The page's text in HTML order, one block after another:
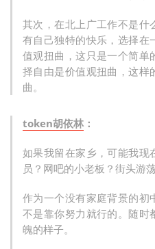
其次，在北上广工作不是什
有自己独特的快乐，选择在
值观扭曲，这只是一个简单
择自由是价值观扭曲，这样
曲。
token胡依林 ：
如果我留在家乡，可能我现
员？网吧的小老板？街头游
作为一个没有家庭背景的初
不是靠你努力就行的。随时
魄的样子。